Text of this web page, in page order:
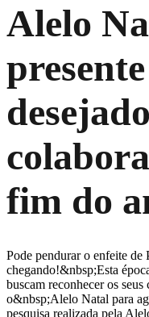
Alelo
fim do
Pode pendurar o enfeite de
chegando!&nbsp;Esta
buscam reconhecer os
o&nbsp;Alelo Natal para
pesquisa realizada pela